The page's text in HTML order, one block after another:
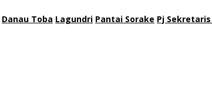
Danau Toba Lagundri Pantai Sorake Pj